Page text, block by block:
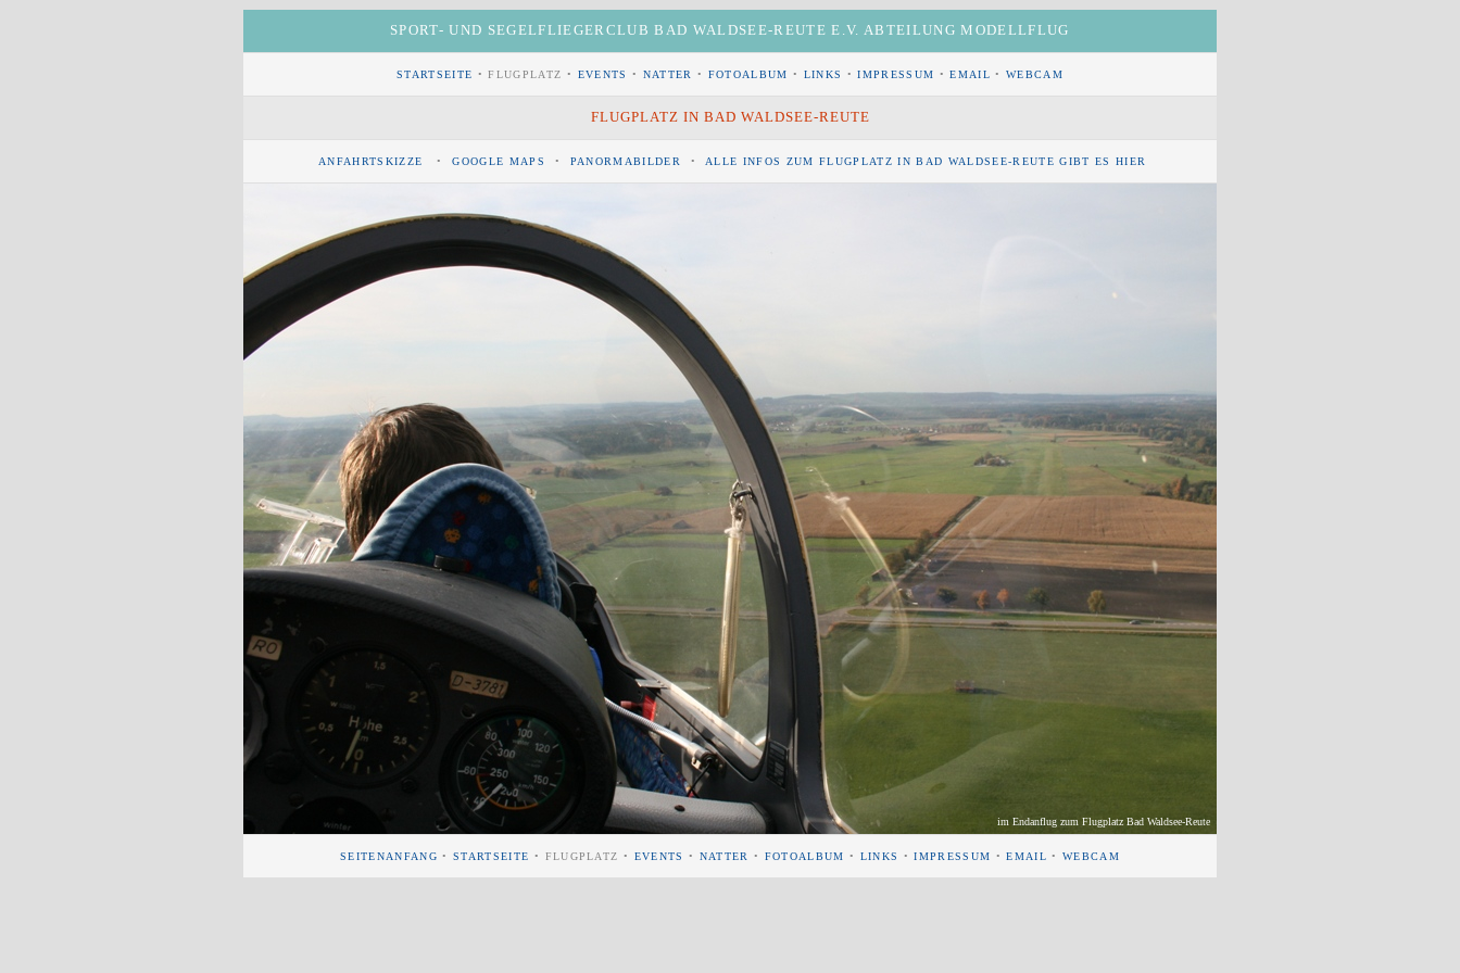
SPORT- UND SEGELFLIEGERCLUB BAD WALDSEE-REUTE E.V. ABTEILUNG MODELLFLUG
STARTSEITE • FLUGPLATZ • EVENTS • NATTER • FOTOALBUM • LINKS •IMPRESSUM •EMAIL • WEBCAM
FLUGPLATZ IN BAD WALDSEE-REUTE
ANFAHRTSKIZZE •GOOGLE MAPS • PANORMABILDER • ALLE INFOS ZUM FLUGPLATZ IN BAD WALDSEE-REUTE GIBT ES HIER
im Endanflug zum Flugplatz Bad Waldsee-Reute
SEITENANFANG •STARTSEITE • FLUGPLATZ • EVENTS • NATTER • FOTOALBUM • LINKS •IMPRESSUM •EMAIL • WEBCAM